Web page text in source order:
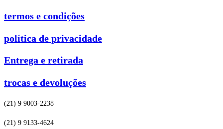
termos e condições
política de privacidade
Entrega e retirada
trocas e devoluções
(21) 9 9003-2238
(21) 9 9133-4624